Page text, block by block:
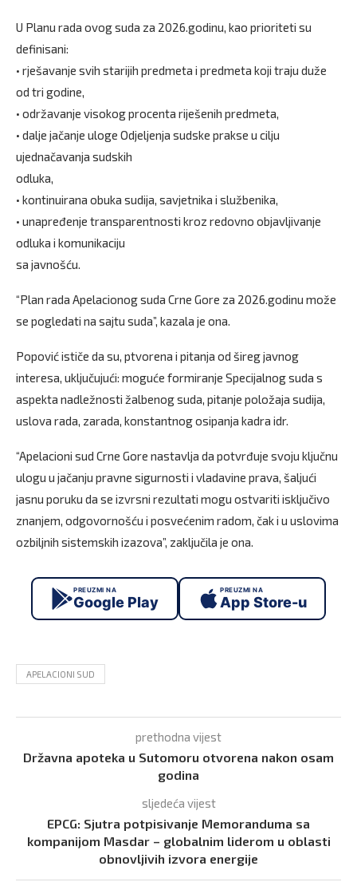
U Planu rada ovog suda za 2026.godinu, kao prioriteti su
definisani:
• rješavanje svih starijih predmeta i predmeta koji traju duže
od tri godine,
• održavanje visokog procenta riješenih predmeta,
• dalje jačanje uloge Odjeljenja sudske prakse u cilju
ujednačavanja sudskih
odluka,
• kontinuirana obuka sudija, savjetnika i službenika,
• unapređenje transparentnosti kroz redovno objavljivanje
odluka i komunikaciju
sa javnošću.
“Plan rada Apelacionog suda Crne Gore za 2026.godinu može
se pogledati na sajtu suda”, kazala je ona.
Popović ističe da su, ptvorena i pitanja od šireg javnog
interesa, uključujući: moguće formiranje Specijalnog suda s
aspekta nadležnosti žalbenog suda, pitanje položaja sudija,
uslova rada, zarada, konstantnog osipanja kadra idr.
“Apelacioni sud Crne Gore nastavlja da potvrđuje svoju ključnu
ulogu u jačanju pravne sigurnosti i vladavine prava, šaljući
jasnu poruku da se izvrsni rezultati mogu ostvariti isključivo
znanjem, odgovornošću i posvećenim radom, čak i u uslovima
ozbiljnih sistemskih izazova”, zaključila je ona.
PREUZMI NA
Google Play
PREUZMI NA
App Store-u
APELACIONI SUD
prethodna vijest
Državna apoteka u Sutomoru otvorena nakon osam
godina
sljedeća vijest
EPCG: Sjutra potpisivanje Memoranduma sa
kompanijom Masdar – globalnim liderom u oblasti
obnovljivih izvora energije